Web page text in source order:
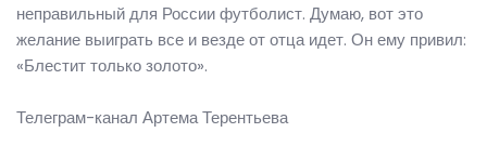
неправильный для России футболист. Думаю, вот это
желание выиграть все и везде от отца идет. Он ему привил:
«Блестит только золото».
Телеграм-канал Артема Терентьева